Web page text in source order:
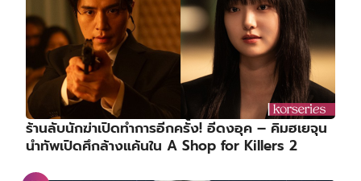
ร้านลับนักฆ่าเปิดทำการอีกครั้ง! อีดงอุค – คิมฮเยจุน
นำทัพเปิดศึกล้างแค้นใน A Shop for Killers 2